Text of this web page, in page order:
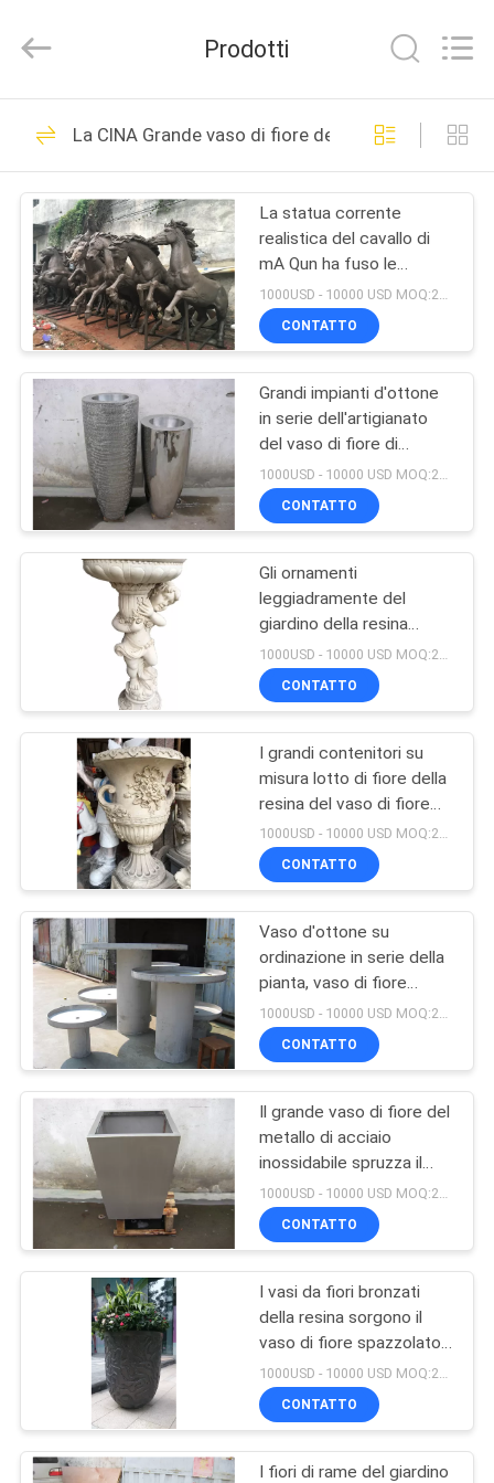
CASA.
PRODOTTI
VIDEO
SU
DI
NOI
VISITA
ALLA
FABBRICA
CONTROLLO
QUALITÀ
CONTATTACI
NOTIZIE
CASI
CHIEDI
PREVENTIVO
MAPPA
DEL
SITO
PRIVACY
POLICY
Crafts
All
Reserved.
Developed
ECER
Metallo Art
Sculptures
74
Art Sculpture di
rame
27
Resina Art Sculpture
Scultura dell'acciaio
inossidabile
32
Scultura della
fontana del metallo
15
Grande scultura
all'aperto del
metallo
Prodotti
La CINA Grande vaso di fiore del metallo
La statua corrente
realistica del cavallo di
mA Qun ha fuso le
sculture famose bronzee
del cavallo
1000USD - 10000 USD MOQ:20 pezzi
CONTATTO
Grandi impianti d'ottone
in serie dell'artigianato
del vaso di fiore di
acciaio inossidabile del
vaso di fiore del metallo
CONTATTO
Gli ornamenti
leggiadramente del
giardino della resina
bianca, stile europeo i
vasi da fiori del ghisa
CONTATTO
I grandi contenitori su
misura lotto di fiore della
resina del vaso di fiore
del metallo sporcano la
piantatura
1000USD - 10000 USD MOQ:20 pezzi
CONTATTO
Vaso d'ottone su
ordinazione in serie della
pianta, vaso di fiore
galvanizzato di acciaio
inossidabile
1000USD - 10000 USD MOQ:20 pezzi
CONTATTO
Il grande vaso di fiore del
metallo di acciaio
inossidabile spruzza il
vaso della pianta di
Ronze della pittura
CONTATTO
I vasi da fiori bronzati
della resina sorgono il
vaso di fiore spazzolato
di acciaio inossidabile
CONTATTO
I fiori di rame del giardino